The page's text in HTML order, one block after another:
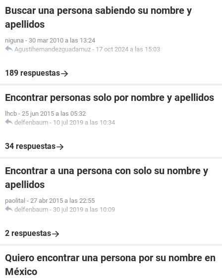
Buscar una persona sabiendo su nombre y
apellidos
niguna - 30 mar 2010 a las 13:24
Agustihernandezguadamuz - 17 oct 2024 a las 15:03
189 respuestas
Encontrar personas solo por nombre y apellidos
lhcb - 25 jun 2015 a las 05:32
delfenbaum - 10 jul 2019 a las 10:34
34 respuestas
Encontrar a una persona con solo su nombre y
apellidos
paolital - 27 abr 2015 a las 22:55
delfenbaum - 30 jul 2019 a las 10:09
2 respuestas
Quiero encontrar una persona por su nombre en
México